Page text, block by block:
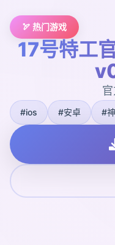
🏹 热门游戏
17号特工
#ios #安卓 #